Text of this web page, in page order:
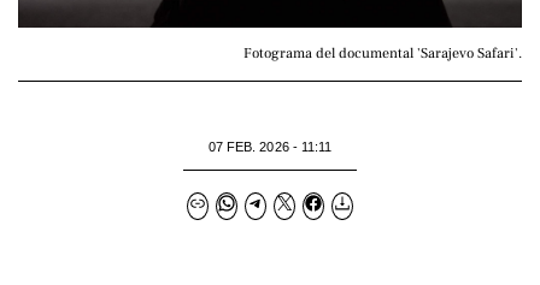
Fotograma del documental 'Sarajevo Safari'.
07 FEB. 2026 - 11:11